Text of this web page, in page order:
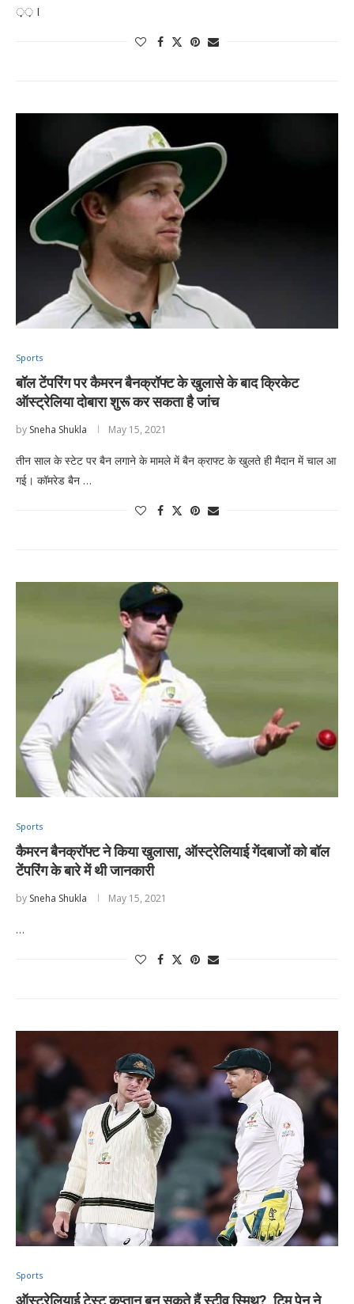
़़़ I
Sports
बॉल टेंपरिंग पर कैमरन बैनक्रॉफ्ट के खुलासे के बाद क्रिकेट
ऑस्ट्रेलिया दोबारा शुरू कर सकता है जांच
by Sneha Shukla May 15, 2021
तीन साल के स्टेट पर बैन लगाने के मामले में बैन क्राफ्ट के खुलते ही मैदान में चाल आ
गई। कॉमरेड बैन …
Sports
कैमरन बैनक्रॉफ्ट ने किया खुलासा, ऑस्ट्रेलियाई गेंदबाजों को बॉल
टेंपरिंग के बारे में थी जानकारी
by Sneha Shukla May 15, 2021
…
Sports
ऑस्ट्रेलियाई टेस्ट कप्तान बन सकते हैं स्टीव स्मिथ?, टिम पेन ने